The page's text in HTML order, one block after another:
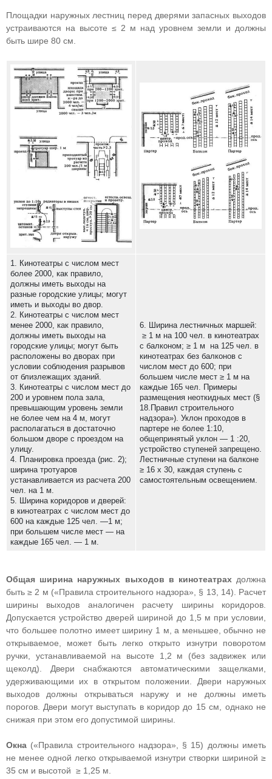
Площадки наружных лестниц перед дверями запасных выходов
устраиваются на высоте ≤ 2 м над уровнем земли и должны
быть шире 80 см.
1. Кинотеатры с числом мест
более 2000, как правило,
должны иметь выходы на
разные городские улицы; могут
иметь и выходы во двор.
2. Кинотеатры с числом мест
менее 2000, как правило,
должны иметь выходы на
городские улицы; могут быть
расположены во дворах при
условии соблюдения разрывов
от близлежащих зданий.
3. Кинотеатры с числом мест до
200 и уровнем пола зала,
превышающим уровень земли
не более чем на 4 м, могут
располагаться в достаточно
большом дворе с проездом на
улицу.
4. Планировка проезда (рис. 2);
ширина тротуаров
устанавливается из расчета 200
чел. на 1 м.
5. Ширина коридоров и дверей:
в кинотеатрах с числом мест до
600 на каждые 125 чел. —1 м;
при большем числе мест — на
каждые 165 чел. — 1 м.
6. Ширина лестничных маршей:
≥ 1 м на 100 чел. в кинотеатрах
с балконом; ≥ 1 м на 125 чел. в
кинотеатрах без балконов с
числом мест до 600; при
большем числе мест ≥ 1 м на
каждые 165 чел. Примеры
размещения неоткидных мест (§
18.Правил строительного
надзора»). Уклон проходов в
партере не более 1:10,
общепринятый уклон — 1 :20,
устройство ступеней запрещено.
Лестничные ступени на балконе
≥ 16 х 30, каждая ступень с
самостоятельным освещением.
Общая ширина наружных выходов в кинотеатрахдолжна
быть ≥ 2 м («Правила строительного надзора», § 13, 14). Расчет
ширины выходов аналогичен расчету ширины коридоров.
Допускается устройство дверей шириной до 1,5 м при условии,
что большее полотно имеет ширину 1 м, а меньшее, обычно не
открываемое, может быть легко открыто изнутри поворотом
ручки, устанавливаемой на высоте 1,2 м (без задвижек или
щеколд). Двери снабжаются автоматическими защелками,
удерживающими их в открытом положении. Двери наружных
выходов должны открываться наружу и не должны иметь
порогов. Двери могут выступать в коридор до 15 см, однако не
снижая при этом его допустимой ширины.
Окна («Правила строительного надзора», § 15) должны иметь
не менее одной легко открываемой изнутри створки шириной ≥
35 см и высотой ≥ 1,25 м.